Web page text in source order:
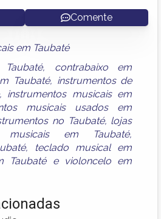
Comente
em Taubaté
, contrabaixo em
Taubaté, instrumentos de
instrumentos musicais em
musicais usados em
no Taubaté, lojas
musicais em Taubaté,
, teclado musical em
Taubatée violoncelo em